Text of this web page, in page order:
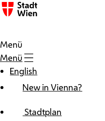
Zum Inhalt
Menü
Menü
English
New in Vienna?
Stadtplan